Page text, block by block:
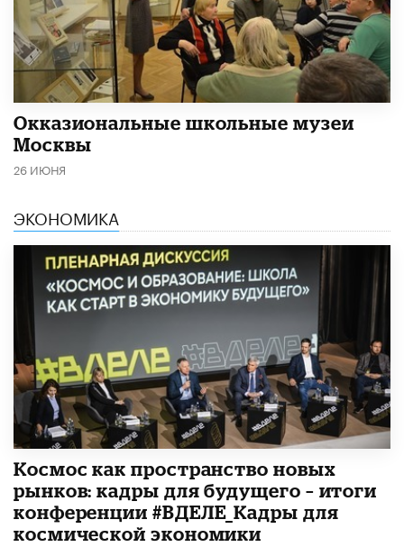
​Окказиональные школьные музеи
Москвы
26 ИЮНЯ
ЭКОНОМИКА
Космос как пространство новых
рынков: кадры для будущего – итоги
конференции #ВДЕЛЕ_Кадры для
космической экономики